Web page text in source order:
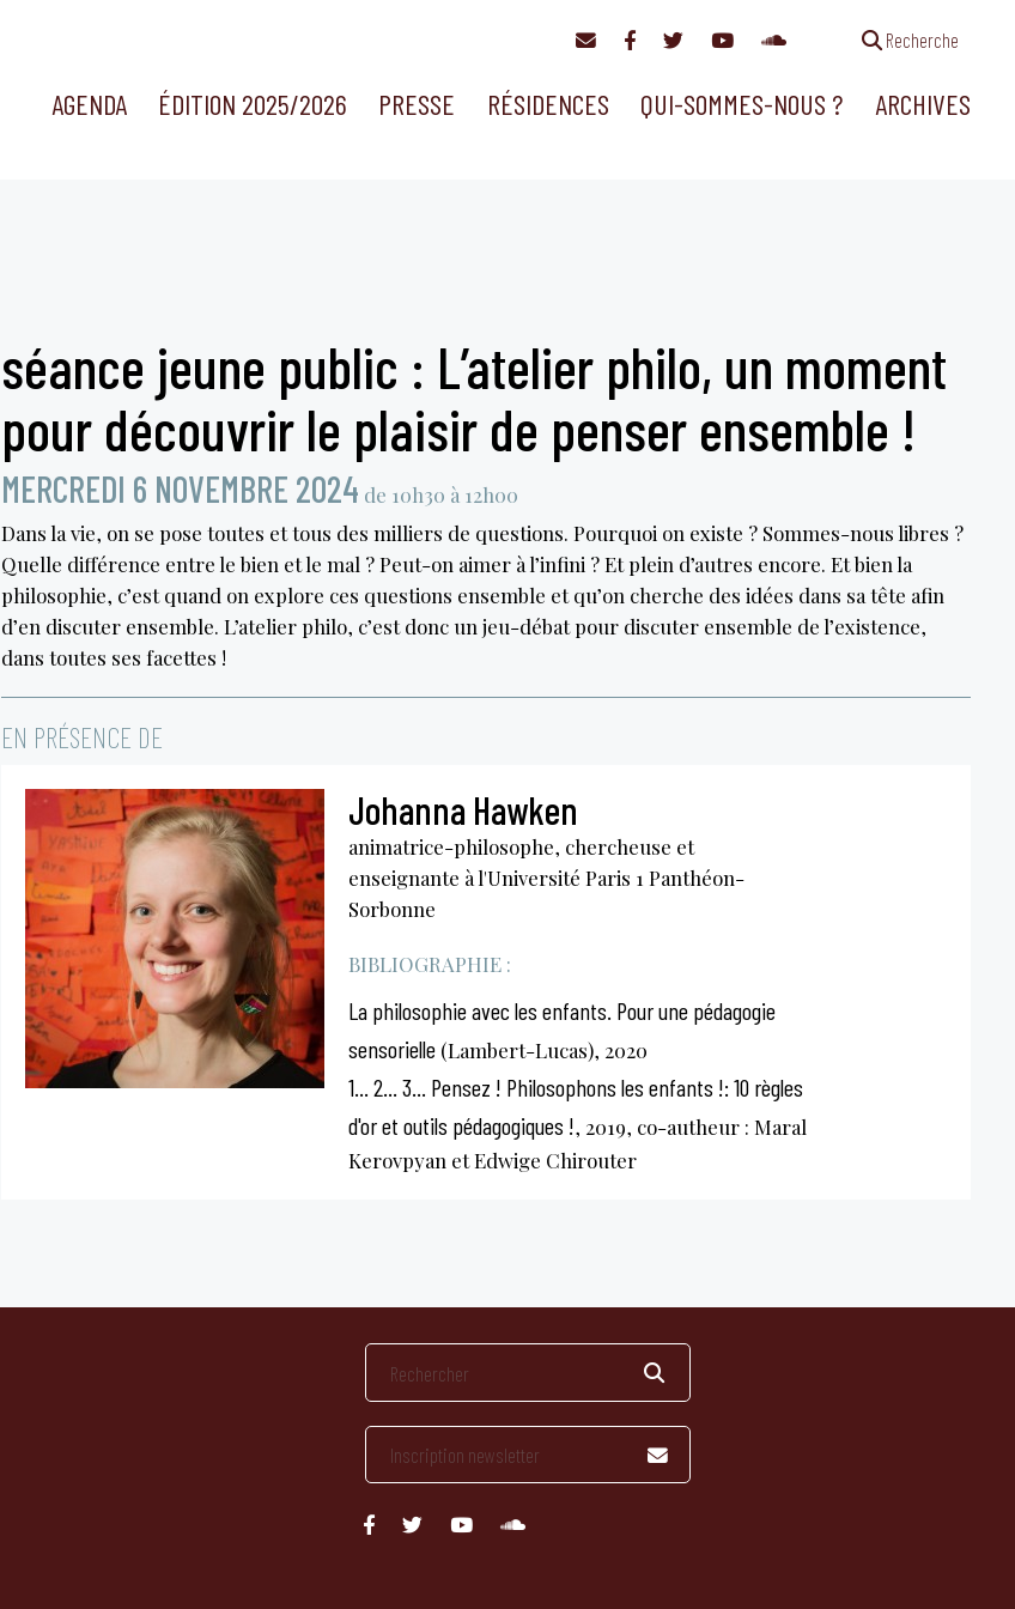
Recherche
AGENDA ÉDITION 2025/2026 PRESSE RÉSIDENCES QUI-SOMMES-NOUS ? ARCHIVES
séance jeune public : L’atelier philo, un moment
pour découvrir le plaisir de penser ensemble !
MERCREDI 6 NOVEMBRE 2024 de 10h30 à 12h00
Dans la vie, on se pose toutes et tous des milliers de questions. Pourquoi on existe ? Sommes-nous libres ?
Quelle différence entre le bien et le mal ? Peut-on aimer à l’infini ? Et plein d’autres encore. Et bien la
philosophie, c’est quand on explore ces questions ensemble et qu’on cherche des idées dans sa tête afin
d’en discuter ensemble. L’atelier philo, c’est donc un jeu-débat pour discuter ensemble de l’existence,
dans toutes ses facettes !
EN PRÉSENCE DE
Johanna Hawken
animatrice-philosophe, chercheuse et
enseignante à l'Université Paris 1 Panthéon-
Sorbonne
BIBLIOGRAPHIE :
La philosophie avec les enfants. Pour une pédagogie
sensorielle(Lambert-Lucas), 2020
1... 2... 3... Pensez ! Philosophons les enfants !: 10 règles
d'or et outils pédagogiques !, 2019, co-autheur : Maral
Kerovpyan et Edwige Chirouter